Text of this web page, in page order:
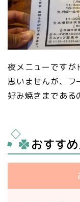
夜メニューですが
思いませんが、フ
好み焼きまである
おすす